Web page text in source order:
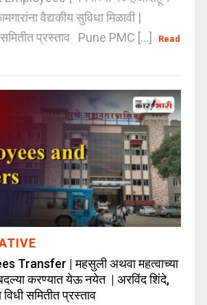
वैद्यकीय सुविधा मिळावी |
प्रस्ताव Pune PMC [...]
Read
Transfer | महसुली अथवा महत्वाच्या
करण्यात येऊ नयेत | अरविंद शिंदे,
समितीत प्रस्ताव